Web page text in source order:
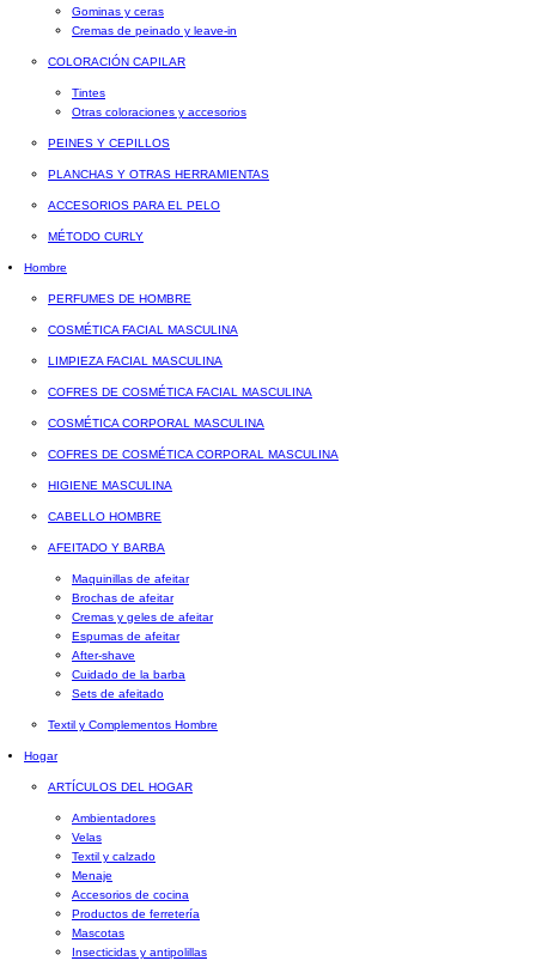
Gominas y ceras
Cremas de peinado y leave-in
COLORACIÓN CAPILAR
Tintes
Otras coloraciones y accesorios
PEINES Y CEPILLOS
PLANCHAS Y OTRAS HERRAMIENTAS
ACCESORIOS PARA EL PELO
MÉTODO CURLY
Hombre
PERFUMES DE HOMBRE
COSMÉTICA FACIAL MASCULINA
LIMPIEZA FACIAL MASCULINA
COFRES DE COSMÉTICA FACIAL MASCULINA
COSMÉTICA CORPORAL MASCULINA
COFRES DE COSMÉTICA CORPORAL MASCULINA
HIGIENE MASCULINA
CABELLO HOMBRE
AFEITADO Y BARBA
Maquinillas de afeitar
Brochas de afeitar
Cremas y geles de afeitar
Espumas de afeitar
After-shave
Cuidado de la barba
Sets de afeitado
Textil y Complementos Hombre
Hogar
ARTÍCULOS DEL HOGAR
Ambientadores
Velas
Textil y calzado
Menaje
Accesorios de cocina
Productos de ferretería
Mascotas
Insecticidas y antipolillas